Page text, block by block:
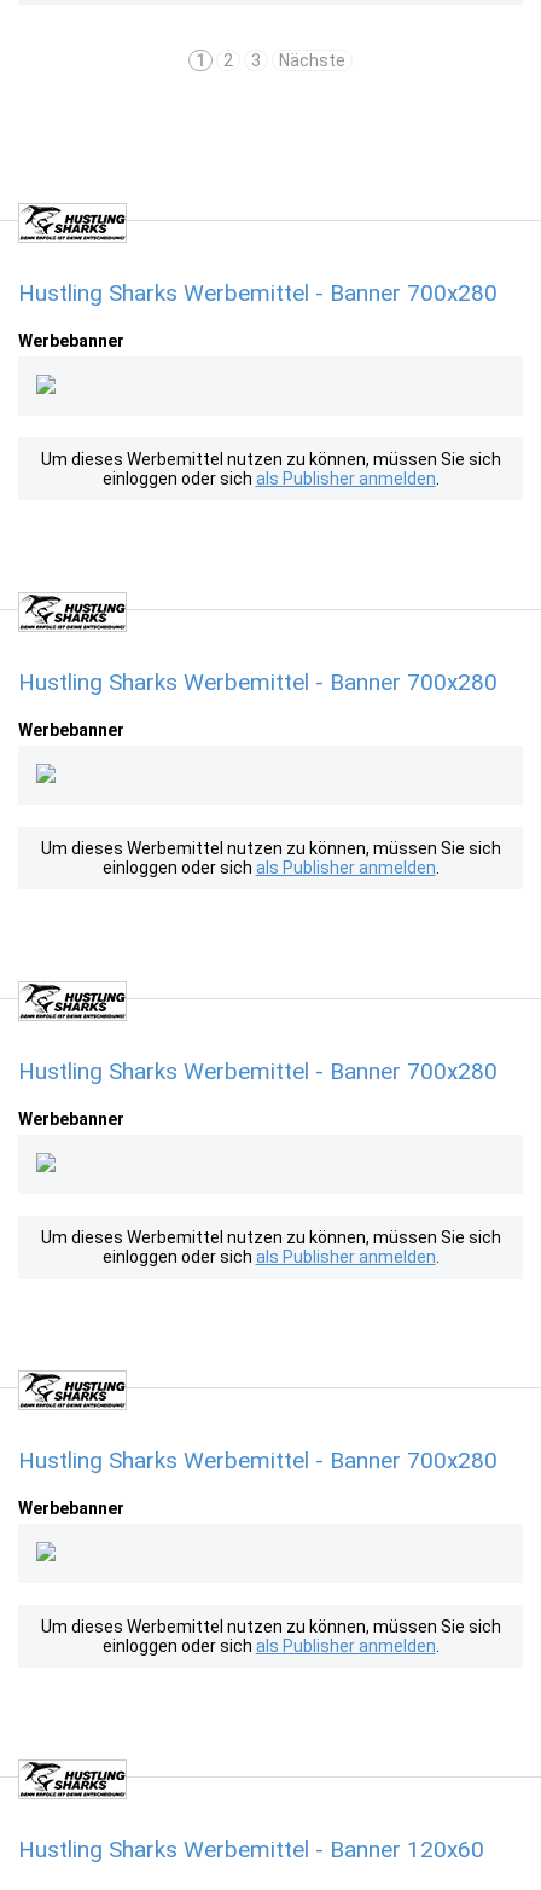
1 2 3 Nächste
Hustling Sharks Werbemittel - Banner 700x280
Werbebanner
Um dieses Werbemittel nutzen zu können, müssen Sie sich
einloggen oder sich als Publisher anmelden
Hustling Sharks Werbemittel - Banner 700x280
Werbebanner
Um dieses Werbemittel nutzen zu können, müssen Sie sich
einloggen oder sich als Publisher anmelden
Hustling Sharks Werbemittel - Banner 700x280
Werbebanner
Um dieses Werbemittel nutzen zu können, müssen Sie sich
einloggen oder sich als Publisher anmelden
Hustling Sharks Werbemittel - Banner 700x280
Werbebanner
Um dieses Werbemittel nutzen zu können, müssen Sie sich
einloggen oder sich als Publisher anmelden
Hustling Sharks Werbemittel - Banner 120x60